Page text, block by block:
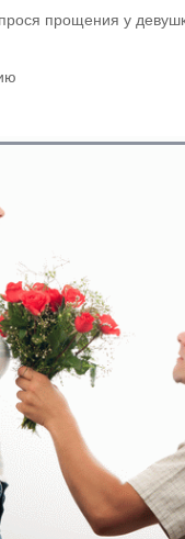
прощения у